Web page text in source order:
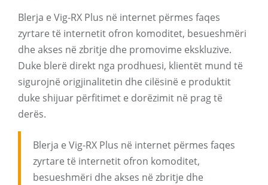
Blerja e Vig-RX Plus në internet përmes faqes
zyrtare të internetit ofron komoditet, besueshmëri
dhe akses në zbritje dhe promovime ekskluzive.
Duke blerë direkt nga prodhuesi, klientët mund të
sigurojnë origjinalitetin dhe cilësinë e produktit
duke shijuar përfitimet e dorëzimit në prag të
derës.
Blerja e Vig-RX Plus në internet përmes faqes
zyrtare të internetit ofron komoditet,
besueshmëri dhe akses në zbritje dhe